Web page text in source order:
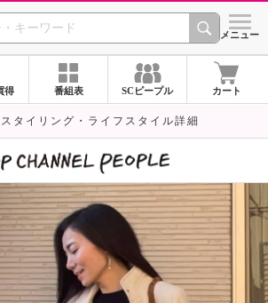
SHOP CHANNEL シメニュー
得 番組表 SCピープル カート
スタイリング・ライフスタイル詳細